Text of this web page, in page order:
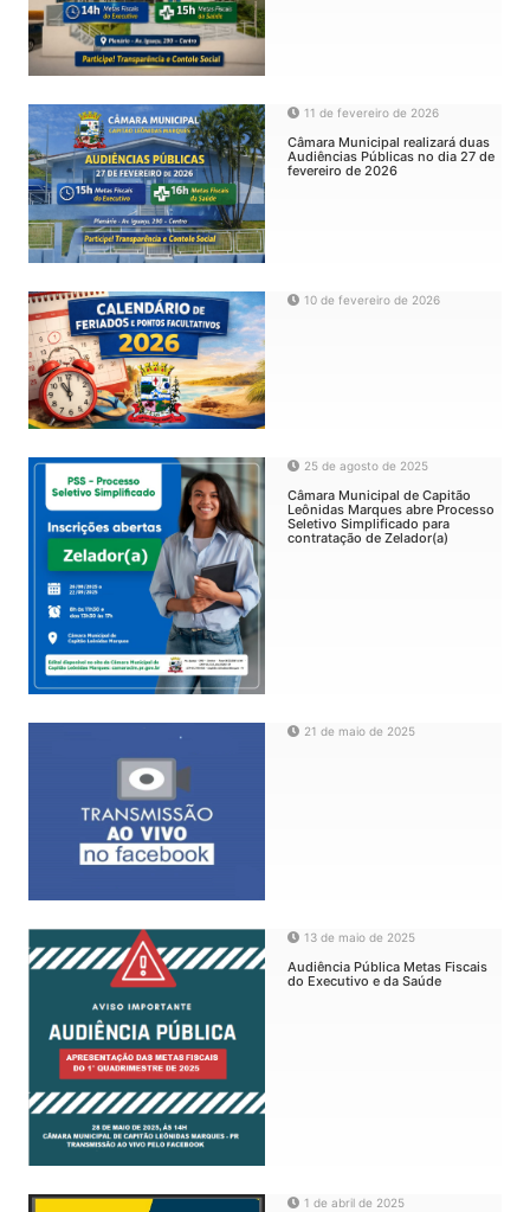
11 de fevereiro de 2026
Câmara Municipal realizará duas
Audiências Públicas no dia 27 de
fevereiro de 2026
10 de fevereiro de 2026
25 de agosto de 2025
Câmara Municipal de Capitão
Leônidas Marques abre Processo
Seletivo Simplificado para
contratação de Zelador(a)
21 de maio de 2025
13 de maio de 2025
Audiência Pública Metas Fiscais
do Executivo e da Saúde
1 de abril de 2025